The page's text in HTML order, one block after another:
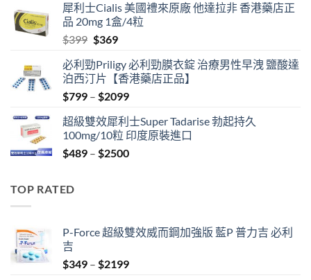
was:
$500.
is:
$450.
犀利士Cialis 美國禮來原廠 他達拉非 香港藥店正
品 20mg 1盒/4粒
$399 Original
was:
$399.
$369Current
is:
$369.
必利勁Priligy 必利勁膜衣錠 治療男性早洩 鹽酸達
泊西汀片【香港藥店正品】
$799 – $2099Price
$799
through
$2099
超級雙效犀利士Super Tadarise 勃起持久
100mg/10粒 印度原裝進口
$489 – $2500Price
TOP RATED
P-Force 超級雙效威而鋼加強版 藍P 普力吉 必利
吉
$349 – $2199Price